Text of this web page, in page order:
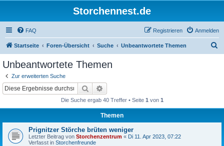
Storchennest.de
FAQ Anmelden
Registrieren
Startseite Foren-Übersicht Suche Unbeantwortete Themen
Unbeantwortete Themen
Zur erweiterten Suche
Suche
Die Suche ergab 40 Treffer • Seite 1 von 1
Themen
Prignitzer Störche brüten weniger
Letzter Beitrag von Storchenzentrum « Di 11. Apr 2023, 07:22
Verfasst in Storchenfreunde